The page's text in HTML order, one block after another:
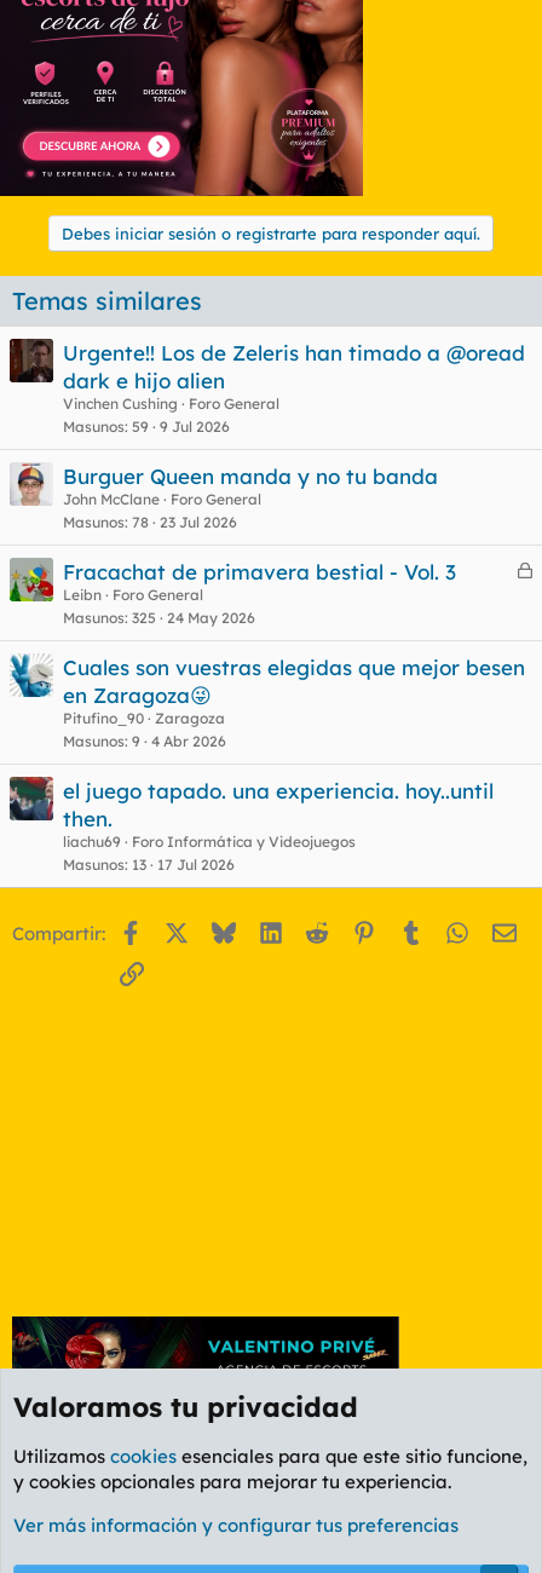
Debes iniciar sesión o registrarte para responder aquí.
Temas similares
Urgente!! Los de Zeleris han timado a @oread
dark e hijo alien
Vinchen Cushing
Foro General
Masunos 59 9 Jul 2026
Burguer Queen manda y no tu banda
John McClane
Foro General
Masunos 78 23 Jul 2026
C
r
Fracachat de primavera bestial - Vol. 3
Leibn
Foro General
Masunos 325 24 May 2026
Cuales son vuestras elegidas que mejor besen
en Zaragoza😜
Pitufino_90
Zaragoza
Masunos 9 4 Abr 2026
el juego tapado. una experiencia. hoy..until
then.
liachu69
Foro Informática y Videojuegos
Masunos 13 17 Jul 2026
Compartir: Facebook BlueskyLinkedIn
Reddit Pinterest
Tumblr
Enlace
Foro General
Cookies
PL OLDSTYLE AMARILLO
Valoramos tu privacidad
Utilizamos cookies esenciales para que este sitio funcione,
y cookies opcionales para mejorar tu experiencia.
Ver más información y configurar tus preferencias